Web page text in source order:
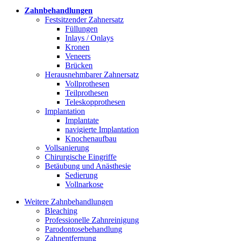
Zahnbehandlungen
Festsitzender Zahnersatz
Füllungen
Inlays / Onlays
Kronen
Veneers
Brücken
Herausnehmbarer Zahnersatz
Vollprothesen
Teilprothesen
Teleskopprothesen
Implantation
Implantate
navigierte Implantation
Knochenaufbau
Vollsanierung
Chirurgische Eingriffe
Betäubung und Anästhesie
Sedierung
Vollnarkose
Weitere Zahnbehandlungen
Bleaching
Professionelle Zahnreinigung
Parodontosebehandlung
Zahnentfernung